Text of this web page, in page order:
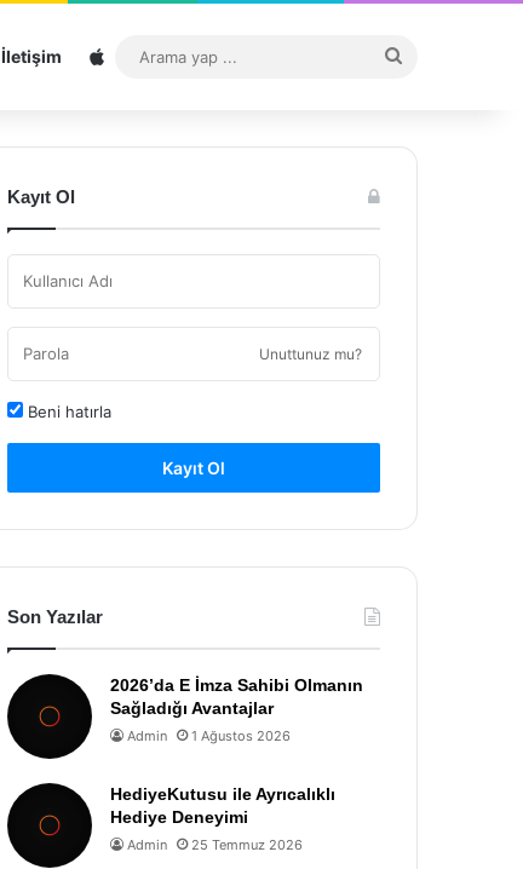
İletişim Sitemap
...
Kayıt Ol
Unuttunuz mu?
Beni hatırla
Kayıt Ol
Son Yazılar
2026’da E İmza Sahibi Olmanın
Sağladığı Avantajlar
Admin 1 Ağustos 2026
HediyeKutusu ile Ayrıcalıklı
Hediye Deneyimi
Admin 25 Temmuz 2026